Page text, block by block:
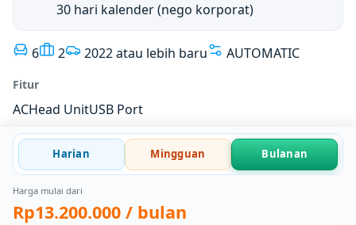
30 hari kalender (nego korporat)
6 2 2022 atau lebih baru AUTOMATIC
Fitur
ACHead UnitUSB Port
Harian Mingguan Bulanan
Harga mulai dari
Rp13.200.000 / bulan